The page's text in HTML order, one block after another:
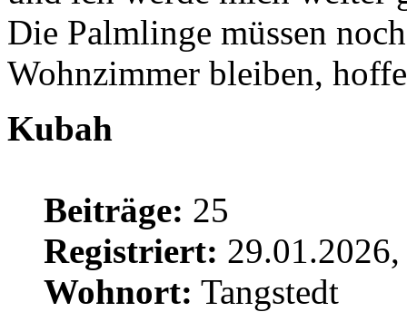
Die Palmlinge müssen
Wohnzimmer bleiben,
Kubah
Beiträge: 25
Registriert:
Wohnort: Tangstedt